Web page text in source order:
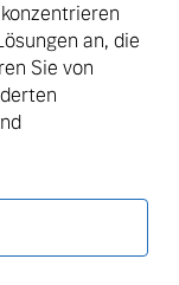
an, die
Sie von